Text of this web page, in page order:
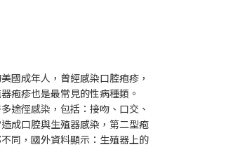
國成年人，曾經感染口腔疱疹，
疱疹也是最常見的性病種類。
途徑感染，包括：接吻、口交、
成口腔與生殖器感染，第二型疱
同，國外資料顯示：生殖器上的